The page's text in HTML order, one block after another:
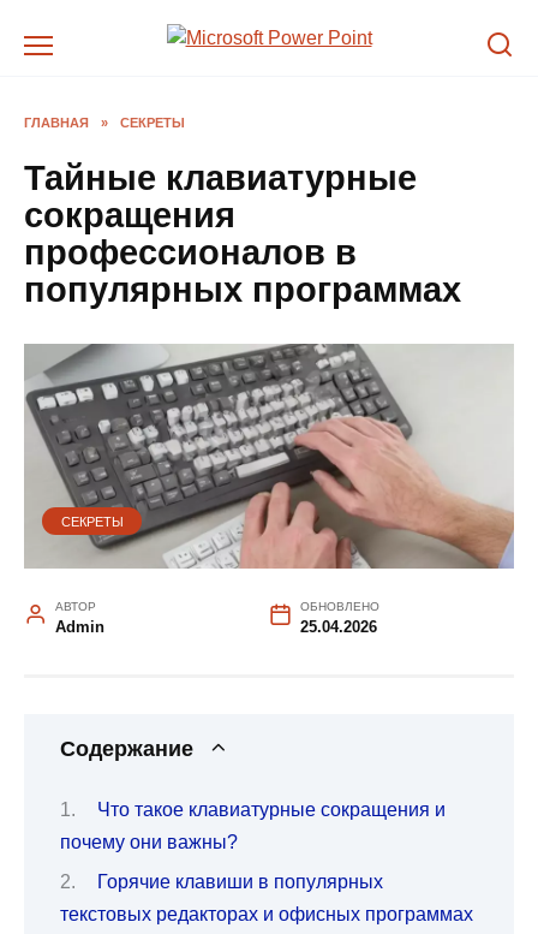
ГЛАВНАЯ » СЕКРЕТЫ
Тайные клавиатурные
сокращения
профессионалов в
популярных программах
СЕКРЕТЫ
АВТОР
Admin
ОБНОВЛЕНО
25.04.2026
Содержание
Что такое клавиатурные сокращения и
почему они важны?
Горячие клавиши в популярных
текстовых редакторах и офисных программах